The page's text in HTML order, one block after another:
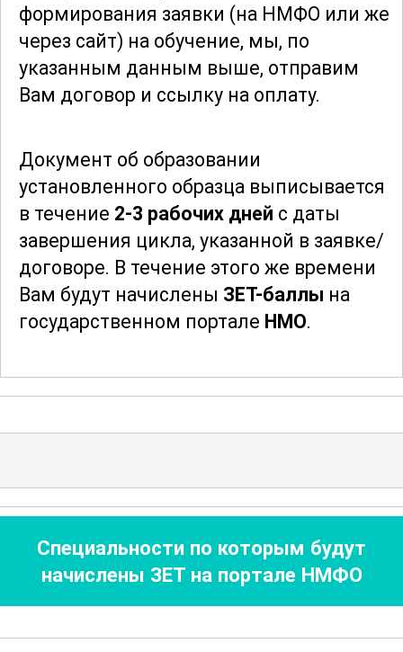
Таким образом, данный курс является
идеальным выбором для
специалистов, стремящихся углубить
свои знания в области биохимии и
Программа курса рассчитана на 144
академических часа, что позволяет
детально изучить все аспекты и
обеспечить комплексное понимание
биохимических процессов, важных для
диагностики и лечения различных
заболеваний.
формирования заявки (на НМФО или же
через сайт) на обучение, мы, по
указанным данным выше, отправим
Вам договор и ссылку на оплату.
Документ об образовании
установленного образца выписывается
в течение 2-3 рабочих дней с даты
завершения цикла, указанной в заявке/
договоре. В течение этого же времени
Вам будут начислены ЗЕТ-баллы на
государственном портале НМО.
После того, как документ будет
отправим скан документа и запросим у
оригинала документа. После отправки
мы сообщим Вам трек-номер для
отслеживания и получения Вашего
документа об образовании.
Благодарим за сотрудничество!
Специальности по которым будут
начислены ЗЕТ на портале НМФО